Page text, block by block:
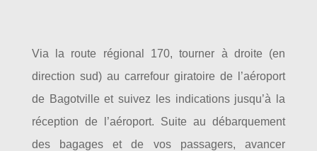
Via la route régional 170, tourner à droite (en
direction sud) au carrefour giratoire de l’aéroport
de Bagotville et suivez les indications jusqu’à la
réception de l’aéroport. Suite au débarquement
des bagages et de vos passagers, avancer